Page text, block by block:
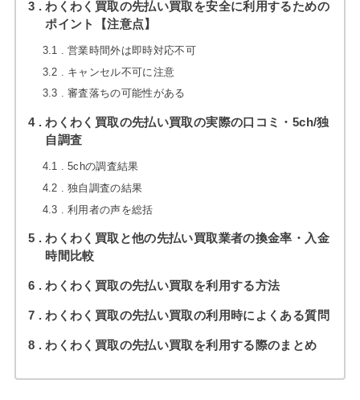
3
わくわく買取の先払い買取を安全に利用するための
ポイント【注意点】
3.1
営業時間外は即時対応不可
3.2
キャンセル不可に注意
3.3
審査落ちの可能性がある
4
わくわく買取の先払い買取の実際の口コミ・5ch/独
自調査
4.1
5chの調査結果
4.2
独自調査の結果
4.3
利用者の声を総括
5
わくわく買取と他の先払い買取業者の換金率・入金
時間比較
6 わくわく買取の先払い買取を利用する方法
7 わくわく買取の先払い買取の利用時によくある質問
8 わくわく買取の先払い買取を利用する際のまとめ